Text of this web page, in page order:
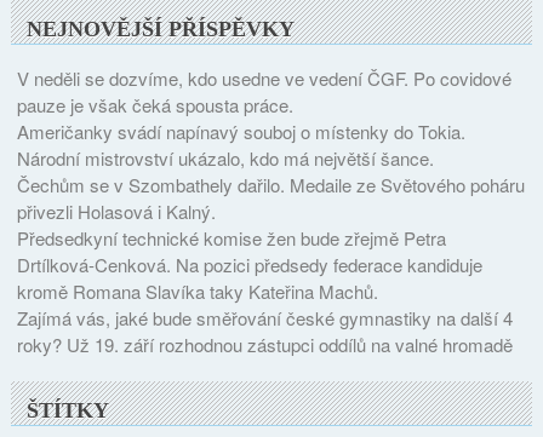
NEJNOVĚJŠÍ PŘÍSPĚVKY
V neděli se dozvíme, kdo usedne ve vedení ČGF. Po covidové
pauze je však čeká spousta práce.
Američanky svádí napínavý souboj o místenky do Tokia.
Národní mistrovství ukázalo, kdo má největší šance.
Čechům se v Szombathely dařilo. Medaile ze Světového poháru
přivezli Holasová i Kalný.
Předsedkyní technické komise žen bude zřejmě Petra
Drtílková-Cenková. Na pozici předsedy federace kandiduje
kromě Romana Slavíka taky Kateřina Machů.
Zajímá vás, jaké bude směřování české gymnastiky na další 4
roky? Už 19. září rozhodnou zástupci oddílů na valné hromadě
ŠTÍTKY